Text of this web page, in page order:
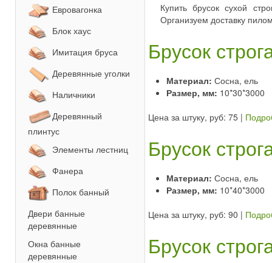
Купить брусок сухой
Организуем доставку
Брусок
Материал: Сосна, ель
Размер, мм: 10*30*3000
Цена за штуку, руб: 75|
Брусок
Материал: Сосна, ель
Размер, мм: 10*40*3000
Цена за штуку, руб: 90 |
Брусок
Евровагонка
Блок хаус
Имитация бруса
Деревянные уголки
Наличники
Деревянный
плинтус
Элементы лестниц
Фанера
Полок банный
Двери банные
деревянные
Окна банные
деревянные